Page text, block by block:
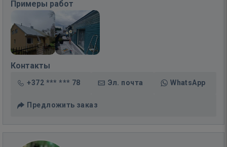
Примеры работ
Контакты
+372 *** *** 78 Эл. почта WhatsApp
Предложить заказ